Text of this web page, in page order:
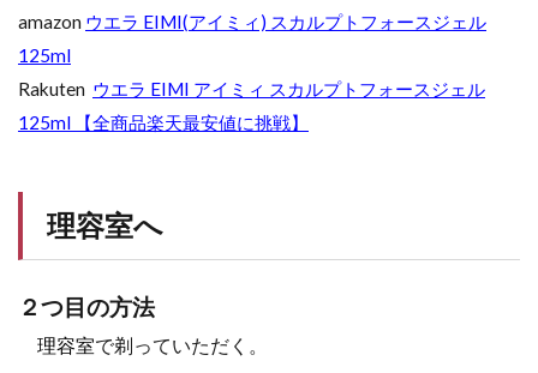
amazon ウエラ EIMI(アイミィ) スカルプトフォースジェル
125ml
Rakuten ウエラ EIMI アイミィ スカルプトフォースジェル
125ml 【全商品楽天最安値に挑戦】
理容室へ
２つ目の方法
理容室で剃っていただく。